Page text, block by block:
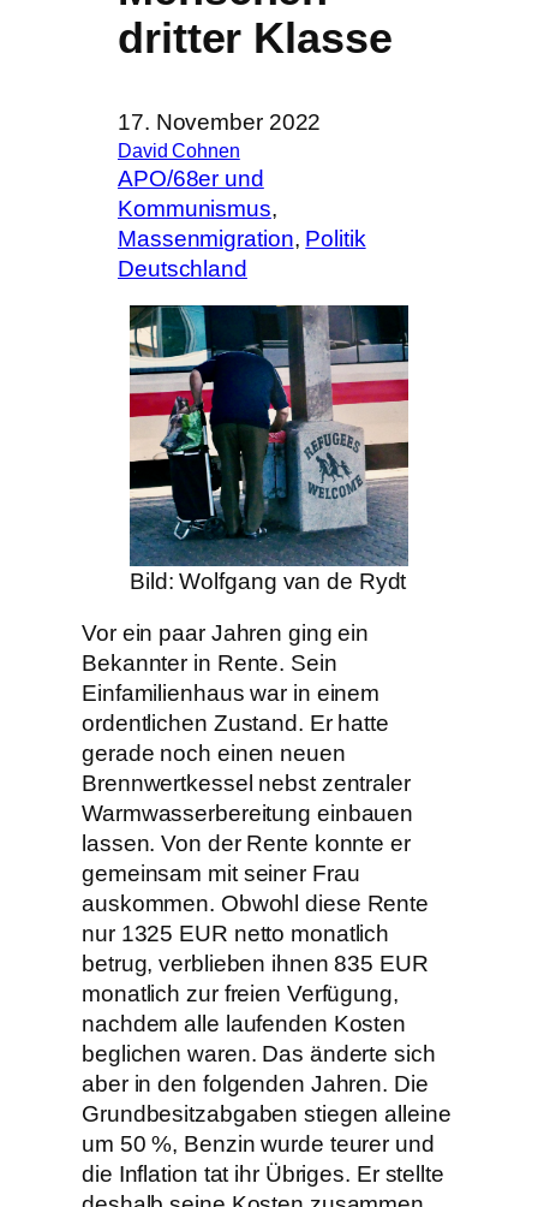
dritter Klasse
17. November 2022
David Cohnen
APO/68er und
Kommunismus
Massenmigration, Politik
Deutschland
Bild: Wolfgang van de Rydt
Vor ein paar Jahren ging ein
Bekannter in Rente. Sein
Einfamilienhaus war in einem
ordentlichen Zustand. Er hatte
gerade noch einen neuen
Brennwertkessel nebst zentraler
Warmwasserbereitung einbauen
lassen. Von der Rente konnte er
gemeinsam mit seiner Frau
auskommen. Obwohl diese Rente
nur 1325 EUR netto monatlich
betrug, verblieben ihnen 835 EUR
monatlich zur freien Verfügung,
nachdem alle laufenden Kosten
beglichen waren. Das änderte sich
aber in den folgenden Jahren. Die
Grundbesitzabgaben stiegen alleine
um 50 %, Benzin wurde teurer und
die Inflation tat ihr Übriges. Er stellte